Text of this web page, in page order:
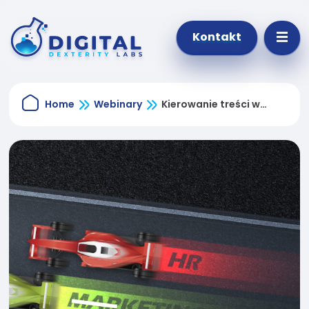
Kontakt
Home Webinary
Kierowanie treści w
Konieczne
Te pliki cookie